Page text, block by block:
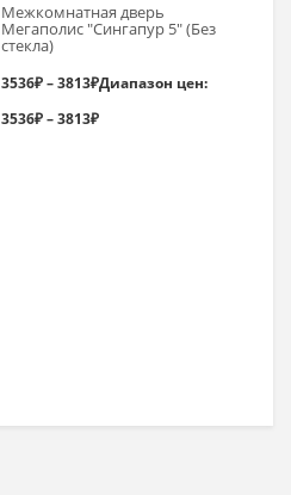
Межкомнатная дверь
Мегаполис "Сингапур 5" (Без
стекла)
3536₽–3813₽Диапазон цен:
3536₽ – 3813₽